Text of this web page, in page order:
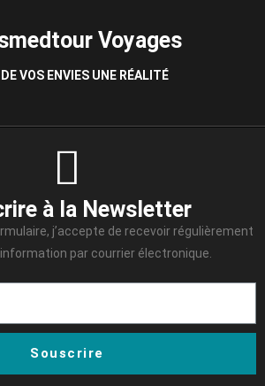
Voyages
DE VOS ENVIES UNE RÉALITÉ
à la Newsletter
j’accepte de recevoir régulièrement
par courrier électronique.
Souscrire